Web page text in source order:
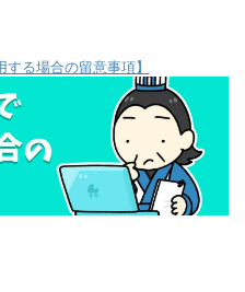
する場合の留意事項】